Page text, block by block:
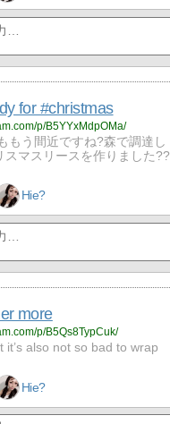
for #christmas
p/B5YYxMdpOMa/
もう間近ですね?森で調達し
スマスリースを作りました??
Hie?
more
p/B5Qs8TypCuk/
it’s also not so bad to wrap
Hie?